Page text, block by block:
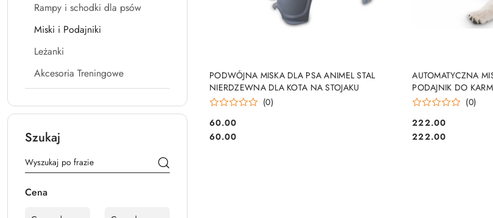
Rampy i schodki dla psów
Miski i Podajniki
Leżanki
Akcesoria Treningowe
Szukaj
Cena
PODWÓJNA MISKA DLA PSA ANIMEL STAL
NIERDZEWNA DLA KOTA NA STOJAKU
(0)
Cena:
60.00
Cena:
60.00
DO KOSZYKA
AUTOMATYCZNA
PODAJNIK DO
(0)
Cena:
222.00
Cena:
222.00